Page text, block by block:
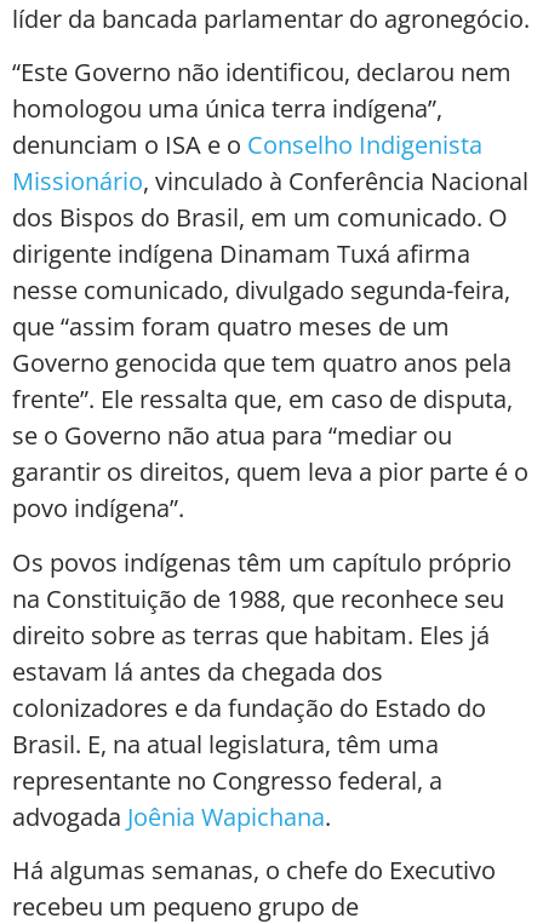
líder da bancada parlamentar do agronegócio.
“Este Governo não identificou, declarou nem
homologou uma única terra indígena”,
denunciam o ISA e o Conselho Indigenista
Missionário, vinculado à Conferência Nacional
dos Bispos do Brasil, em um comunicado. O
dirigente indígena Dinamam Tuxá afirma
nesse comunicado, divulgado segunda-feira,
que “assim foram quatro meses de um
Governo genocida que tem quatro anos pela
frente”. Ele ressalta que, em caso de disputa,
se o Governo não atua para “mediar ou
garantir os direitos, quem leva a pior parte é o
povo indígena”.
Os povos indígenas têm um capítulo próprio
na Constituição de 1988, que reconhece seu
direito sobre as terras que habitam. Eles já
estavam lá antes da chegada dos
colonizadores e da fundação do Estado do
Brasil. E, na atual legislatura, têm uma
representante no Congresso federal, a
advogada Joênia Wapichana.
Há algumas semanas, o chefe do Executivo
recebeu um pequeno grupo de